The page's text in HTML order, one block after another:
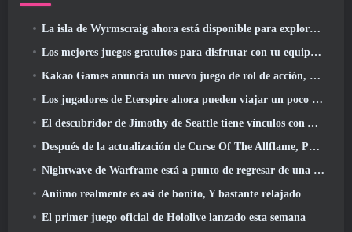
La isla de Wyrmscraig ahora está disponible para explorar en RuneScape de la vieja escuela
Los mejores juegos gratuitos para disfrutar con tu equipo (2026)
Kakao Games anuncia un nuevo juego de rol de acción, doncella guardiana
Los jugadores de Eterspire ahora pueden viajar un poco en el tiempo... como regalo
El descubridor de Jimothy de Seattle tiene vínculos con ArenaNet, Por supuesto que lo agregarán a Guild Wars 2
Después de la actualización de Curse Of The Allflame, Path Of Exile anuncia varios cambios según los comentarios
Nightwave de Warframe está a punto de regresar de una manera impactante
Aniimo realmente es así de bonito, Y bastante relajado
El primer juego oficial de Hololive lanzado esta semana